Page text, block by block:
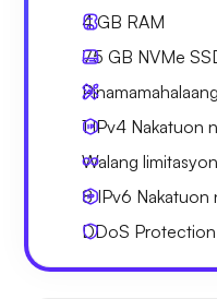
4 GB RAM
75 GB NVMe
1 IPv4 Nakatuon
Walang
8 IPv6 Nakatuon
DDoS Protection